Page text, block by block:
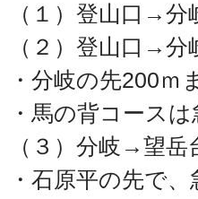
（１）登山口→分
（２）登山口→分
・分岐の先200ｍ
・馬の背コースは
（３）分岐→望岳
・石原平の先で